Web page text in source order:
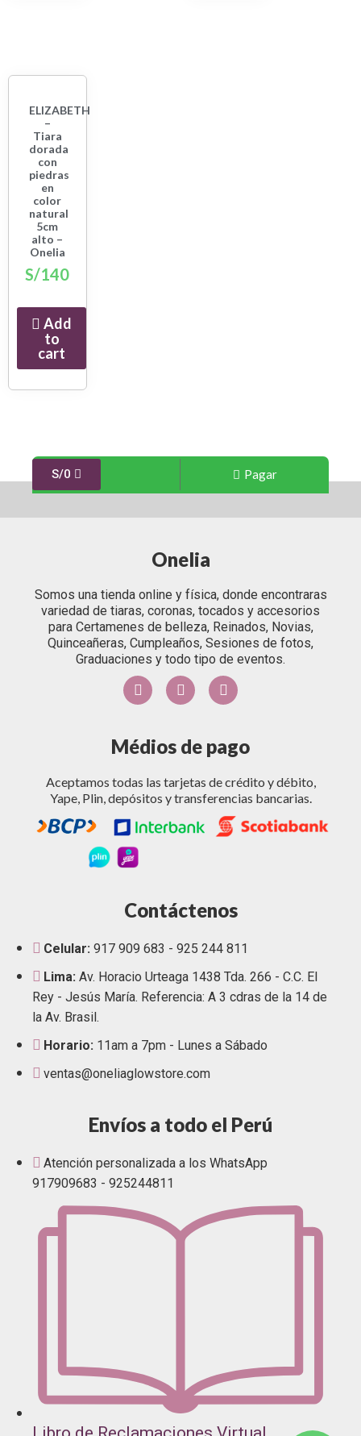
ELIZABETH
–
Tiara
dorada
con
piedras
en
color
natural
5cm
alto –
Onelia
S/140
Add
to
cart
S/0 Pagar
Onelia
Somos una tienda online y física, donde encontraras
variedad de tiaras, coronas, tocados y accesorios
para Certamenes de belleza, Reinados, Novias,
Quinceañeras, Cumpleaños, Sesiones de fotos,
Graduaciones y todo tipo de eventos.
Médios de pago
Aceptamos todas las tarjetas de crédito y débito,
Yape, Plin, depósitos y transferencias bancarias.
Contáctenos
Celular: 917 909 683 - 925 244 811
Lima: Av. Horacio Urteaga 1438 Tda. 266 - C.C. El
Rey - Jesús María. Referencia: A 3 cdras de la 14 de
la Av. Brasil.
Horario: 11am a 7pm - Lunes a Sábado
ventas@oneliaglowstore.com
Envíos a todo el Perú
Atención personalizada a los WhatsApp
917909683 - 925244811